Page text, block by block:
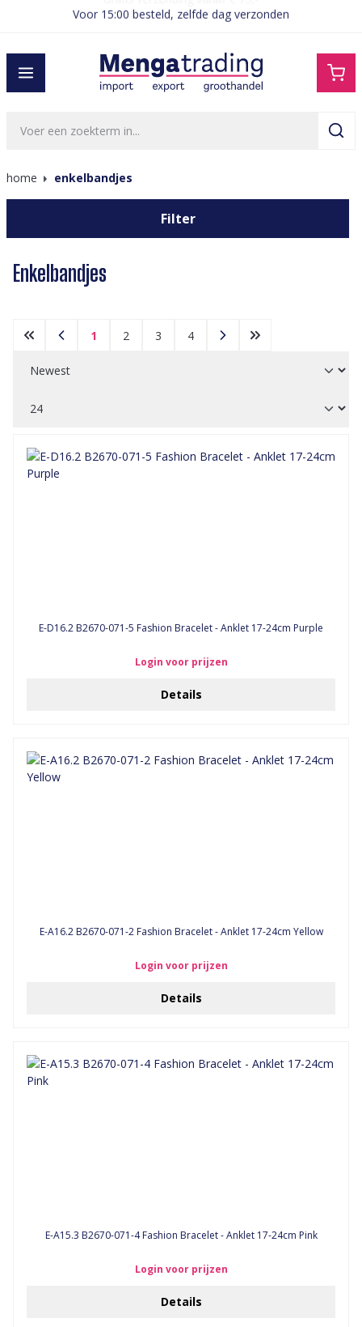
Voor 15:00 besteld, zelfde dag verzonden
home enkelbandjes
Filter
Enkelbandjes
1 2 3 4
E-D16.2 B2670-071-5 Fashion Bracelet - Anklet 17-24cm Purple
Login voor prijzen
Details
E-A16.2 B2670-071-2 Fashion Bracelet - Anklet 17-24cm Yellow
Login voor prijzen
Details
E-A15.3 B2670-071-4 Fashion Bracelet - Anklet 17-24cm Pink
Login voor prijzen
Details